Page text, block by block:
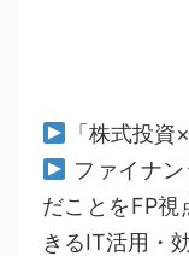
「株式投
ファイナ
だことをFP
きるIT活用・